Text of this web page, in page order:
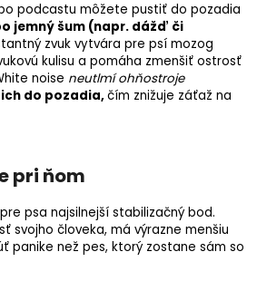
podcastu môžete pustiť do pozadia
jemný šum (napr. dážď či
zvuk vytvára pre psí mozog
kulisu a pomáha zmenšiť ostrosť
noise neutlmí ohňostroje
do pozadia,čím znižuje záťaž na
pri ňom
psa najsilnejší stabilizačný bod.
svojho človeka, má výrazne menšiu
panike než pes, ktorý zostane sám so